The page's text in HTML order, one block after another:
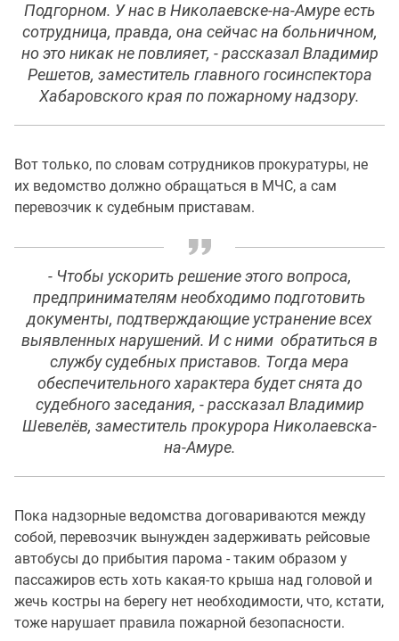
Подгорном. У нас в Николаевске-на-Амуре есть
сотрудница, правда, она сейчас на больничном,
но это никак не повлияет, - рассказал Владимир
Решетов, заместитель главного госинспектора
Хабаровского края по пожарному надзору.
Вот только, по словам сотрудников прокуратуры, не
их ведомство должно обращаться в МЧС, а сам
перевозчик к судебным приставам.
- Чтобы ускорить решение этого вопроса,
предпринимателям необходимо подготовить
документы, подтверждающие устранение всех
выявленных нарушений. И с ними обратиться в
службу судебных приставов. Тогда мера
обеспечительного характера будет снята до
судебного заседания, - рассказал Владимир
Шевелёв, заместитель прокурора Николаевска-
на-Амуре.
Пока надзорные ведомства договариваются между
собой, перевозчик вынужден задерживать рейсовые
автобусы до прибытия парома - таким образом у
пассажиров есть хоть какая-то крыша над головой и
жечь костры на берегу нет необходимости, что, кстати,
тоже нарушает правила пожарной безопасности.